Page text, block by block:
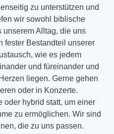
zu unterstützen und
wir sowohl biblische
unserem Alltag, die uns
fester Bestandteil unserer
wie es jedem
und füreinander und
liegen. Gerne gehen
oder in Konzerte.
oder hybrid statt, um einer
zu ermöglichen. Wir sind
die zu uns passen.